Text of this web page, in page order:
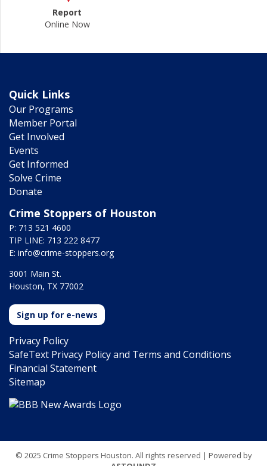
Report
Online Now
Quick Links
Our Programs
Member Portal
Get Involved
Events
Get Informed
Solve Crime
Donate
Crime Stoppers of Houston
P: 713 521 4600
TIP LINE: 713 222 8477
E: info@crime-stoppers.org
3001 Main St.
Houston, TX 77002
Sign up for e-news
Privacy Policy
SafeText Privacy Policy and Terms and Conditions
Financial Statement
Sitemap
© 2025 Crime Stoppers Houston. All rights reserved | Powered by